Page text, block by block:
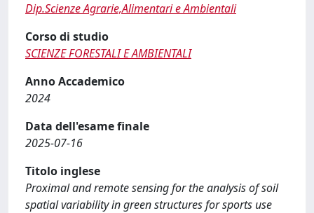
Dip.Scienze Agrarie,Alimentari e Ambientali
Corso di studio
SCIENZE FORESTALI E AMBIENTALI
Anno Accademico
2024
Data dell'esame finale
2025-07-16
Titolo inglese
Proximal and remote sensing for the analysis of soil
spatial variability in green structures for sports use